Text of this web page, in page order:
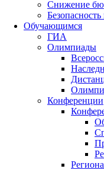
Снижение
Безопасность
Обучающимся
ГИА
Олимпиады
Конференции